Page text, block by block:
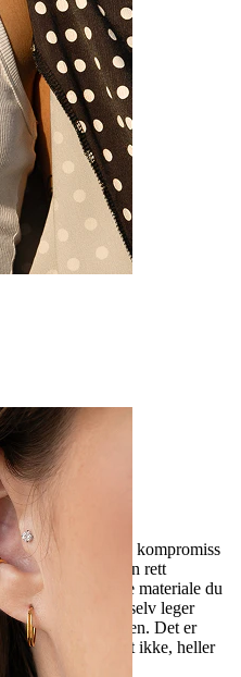
gjenge
nekter å gå på kompromiss
får du nemlig en rett
det absolutt beste materiale du
og slitesterkt at selv leger
settes inn i kroppen. Det er
eller tærer det ikke, heller